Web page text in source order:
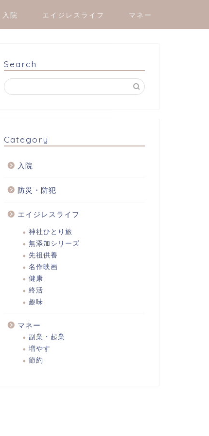
入院 エイジレスライフ マネー
Search
Category
入院
防災・防犯
エイジレスライフ
神社ひとり旅
無添加シリーズ
先祖供養
名作映画
健康
終活
趣味
マネー
副業・起業
増やす
節約